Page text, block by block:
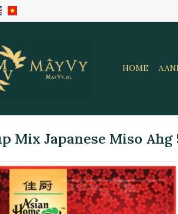
HOME
Mix Japanese Miso Ahg